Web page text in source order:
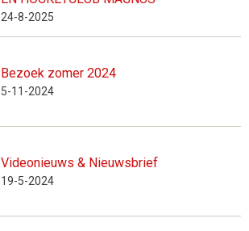
24-8-2025
Bezoek zomer 2024
5-11-2024
Videonieuws & Nieuwsbrief
19-5-2024